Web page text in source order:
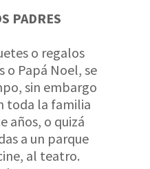
PADRES
o regalos
o Papá Noel, se
sin embargo
toda la familia
años, o quizá
a un parque
al teatro.